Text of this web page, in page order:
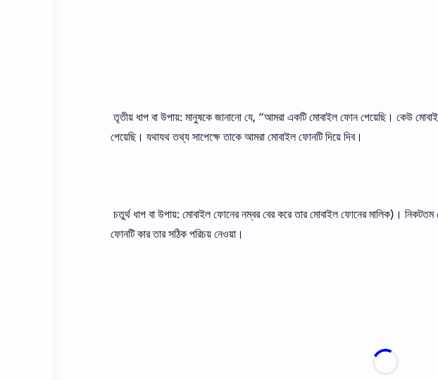
তৃতীয় ধাপ বা উপায়: মানুষকে জানানাে যে, “আমরা একটি মােবাইল ফোন পেয়েছি। কেউ
পেয়েছি। যথাযথ তথ্য সাপেক্ষে তাকে আমরা মােবাইল ফোনটি দিয়ে দিব।
চতুর্থ ধাপ বা উপায়: মােবাইল ফোনের নম্বর বের করে তার মােবাইল ফোনের মালিক)।
ফোনটি কার তার সঠিক পরিচয় নেওয়া।